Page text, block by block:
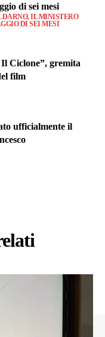
di sei mesi
IL MINISTERO
DI SEI MESI
Ciclone”, gremita
film
ufficialmente il